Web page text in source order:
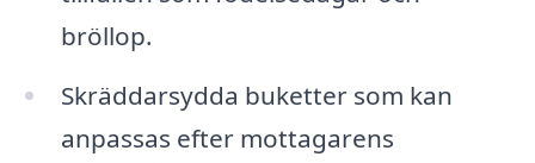
bröllop.
Skräddarsydda buketter som kan
anpassas efter mottagarens